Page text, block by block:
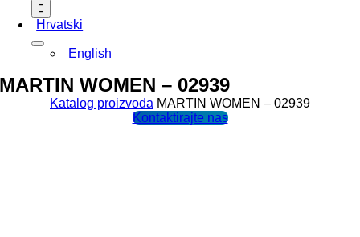
Hrvatski
English
MARTIN WOMEN – 02939
Katalog proizvoda MARTIN WOMEN – 02939
Kontaktirajte nas